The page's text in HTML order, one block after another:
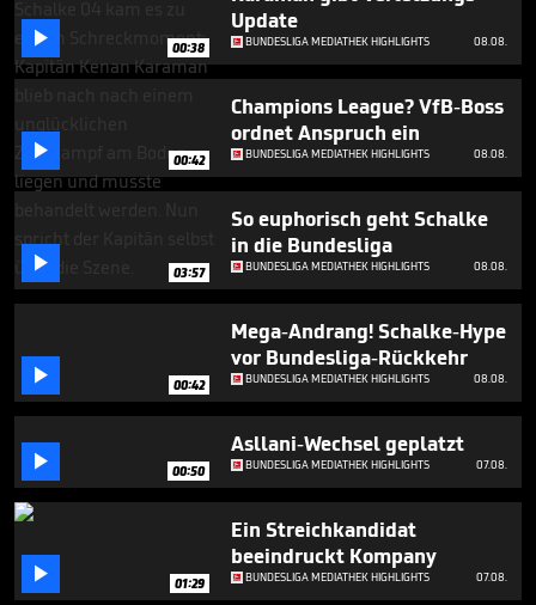
seconds
 00:38
Update
BUNDESLIGA MEDIATHEK HIGHLIGHTS 08.08.
 00:42
Champions League? VfB-Boss
ordnet Anspruch ein
BUNDESLIGA MEDIATHEK HIGHLIGHTS 08.08.
 03:57
So euphorisch geht Schalke
in die Bundesliga
BUNDESLIGA MEDIATHEK HIGHLIGHTS 08.08.
 00:42
Mega-Andrang! Schalke-Hype
vor Bundesliga-Rückkehr
BUNDESLIGA MEDIATHEK HIGHLIGHTS 08.08.
 00:50
Asllani-Wechsel geplatzt
BUNDESLIGA MEDIATHEK HIGHLIGHTS 07.08.
 01:29
Ein Streichkandidat
beeindruckt Kompany
BUNDESLIGA MEDIATHEK HIGHLIGHTS 07.08.